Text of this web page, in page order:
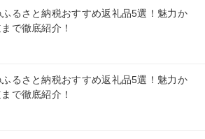
るさと納税おすすめ返礼品5選！魅力か
で徹底紹介！
ふるさと納税おすすめ返礼品5選！魅力か
で徹底紹介！